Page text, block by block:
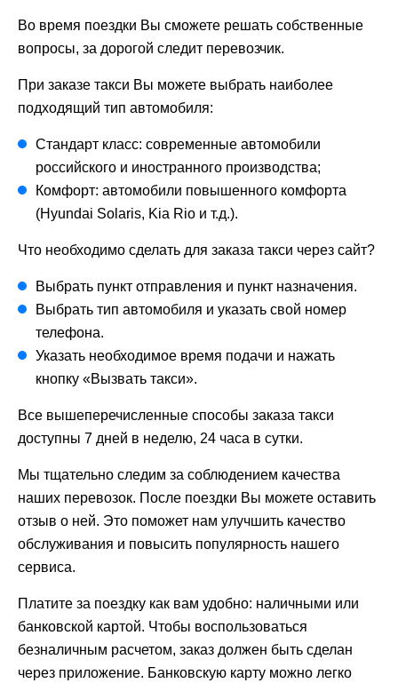
Во время поездки Вы сможете решать собственные
вопросы, за дорогой следит перевозчик.
При заказе такси Вы можете выбрать наиболее
подходящий тип автомобиля:
Стандарт класс: современные автомобили
российского и иностранного производства;
Комфорт: автомобили повышенного комфорта
(Hyundai Solaris, Kia Rio и т.д.).
Что необходимо сделать для заказа такси через сайт?
Выбрать пункт отправления и пункт назначения.
Выбрать тип автомобиля и указать свой номер
телефона.
Указать необходимое время подачи и нажать
кнопку «Вызвать такси».
Все вышеперечисленные способы заказа такси
доступны 7 дней в неделю, 24 часа в сутки.
Мы тщательно следим за соблюдением качества
наших перевозок. После поездки Вы можете оставить
отзыв о ней. Это поможет нам улучшить качество
обслуживания и повысить популярность нашего
сервиса.
Платите за поездку как вам удобно: наличными или
банковской картой. Чтобы воспользоваться
безналичным расчетом, заказ должен быть сделан
через приложение. Банковскую карту можно легко